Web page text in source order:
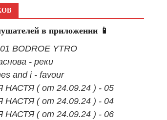
в приложении 📱
BODROE YTRO
- реки
and i - favour
НАСТЯ ( от 24.09.24 ) - 05
НАСТЯ ( от 24.09.24 ) - 04
НАСТЯ ( от 24.09.24 ) - 06